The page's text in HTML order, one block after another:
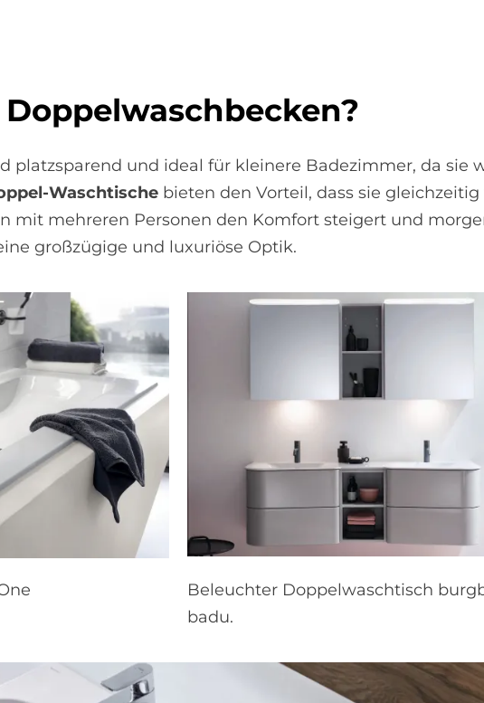
platzsparend und ideal für kleinere Badezimmer, da
Waschtische bieten den Vorteil, dass sie
mit mehreren Personen den Komfort steigert und
großzügige und luxuriöse Optik.
Beleuchter Doppelwaschtisch
badu.